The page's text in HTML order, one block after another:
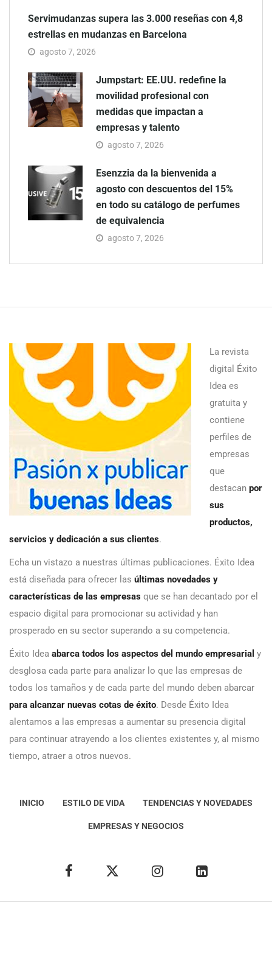
Servimudanzas supera las 3.000 reseñas con 4,8
estrellas en mudanzas en Barcelona
agosto 7, 2026
Jumpstart: EE.UU. redefine la
movilidad profesional con
medidas que impactan a
empresas y talento
agosto 7, 2026
Esenzzia da la bienvenida a
agosto con descuentos del 15%
en todo su catálogo de perfumes
de equivalencia
agosto 7, 2026
La revista
digital Éxito
Idea es
gratuita y
contiene
perfiles de
empresas
que
destacan por
sus
productos,
servicios y dedicación a sus clientes.
Echa un vistazo a nuestras últimas publicaciones. Éxito Idea
está diseñada para ofrecer las últimas novedades y
características de las empresas que se han decantado por el
espacio digital para promocionar su actividad y han
prosperado en su sector superando a su competencia.
Éxito Idea abarca todos los aspectos del mundo empresarial y
desglosa cada parte para analizar lo que las empresas de
todos los tamaños y de cada parte del mundo deben abarcar
para alcanzar nuevas cotas de éxito. Desde Éxito Idea
alentamos a las empresas a aumentar su presencia digital
para continuar atrayendo a los clientes existentes y, al mismo
tiempo, atraer a otros nuevos.
INICIO ESTILO DE VIDA TENDENCIAS Y NOVEDADES
EMPRESAS Y NEGOCIOS